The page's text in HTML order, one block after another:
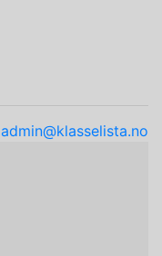
admin@klasselista.no